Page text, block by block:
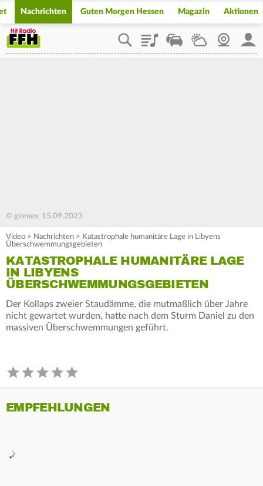
Nachrichten Guten Morgen Hessen Magazin Aktionen
PlaylistStaupilotWetterWebcam
© glomex, 15.09.2023
Video > Nachrichten > Katastrophale humanitäre Lage in Libyens
Überschwemmungsgebieten
KATASTROPHALE HUMANITÄRE LAGE
IN LIBYENS
ÜBERSCHWEMMUNGSGEBIETEN
Der Kollaps zweier Staudämme, die mutmaßlich über Jahre
nicht gewartet wurden, hatte nach dem Sturm Daniel zu den
massiven Überschwemmungen geführt.
EMPFEHLUNGEN